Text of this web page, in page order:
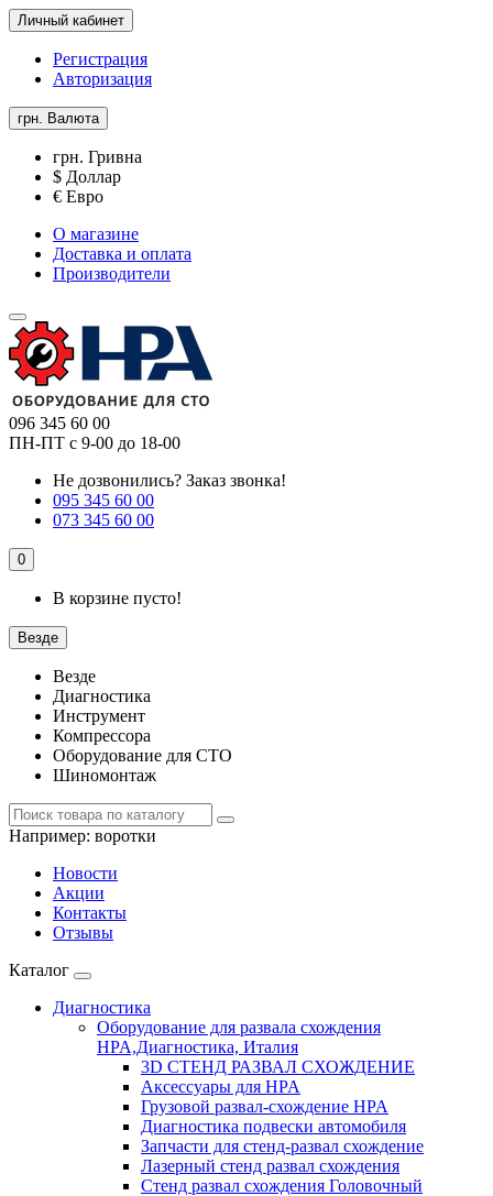
Личный кабинет
Регистрация
Авторизация
грн. Валюта
грн. Гривна
$ Доллар
€ Евро
О магазине
Доставка и оплата
Производители
096 345 60 00
ПН-ПТ с 9-00 до 18-00
Не дозвонились? Заказ звонка!
095 345 60 00
073 345 60 00
0
В корзине пусто!
Везде
Везде
Диагностика
Инструмент
Компрессора
Оборудование для СТО
Шиномонтаж
Например: воротки
Новости
Акции
Контакты
Отзывы
Каталог
Диагностика
Оборудование для развала схождения
HPA,Диагностика, Италия
3D СТЕНД РАЗВАЛ СХОЖДЕНИЕ
Аксессуары для HPA
Грузовой развал-схождение HPA
Диагностика подвески автомобиля
Запчасти для стенд-развал схождение
Лазерный стенд развал схождения
Стенд развал схождения Головочный